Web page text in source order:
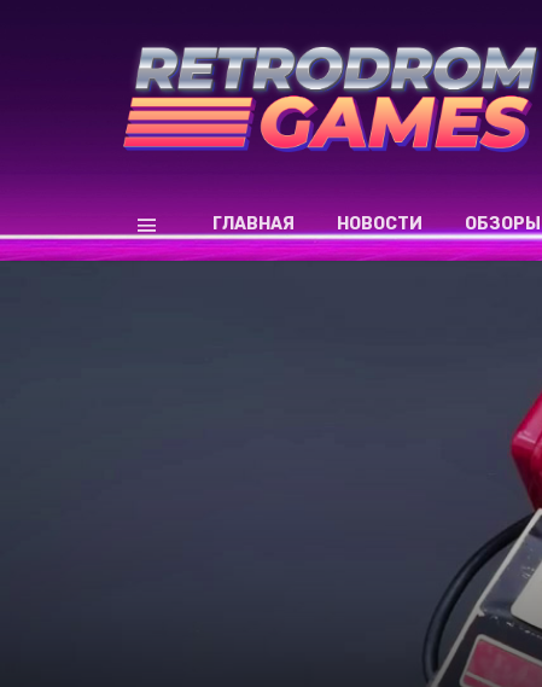
ГЛАВНАЯ НОВОСТИ ОБЗОРЫ